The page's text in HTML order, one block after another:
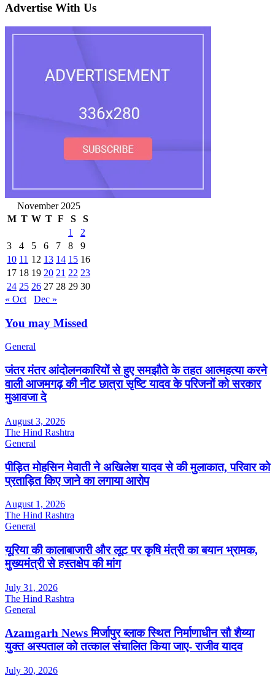
Advertise With Us
November 2025
M T W T F S
S
1
2
3
4 5 6 7 8
9
10 11 12 13 14 15 16
17 18 19 20 21 22 23
24 25 26 27 28 29 30
« Oct
Dec »
You may Missed
General
जंतर मंतर आंदोलनकारियों से हुए समझौते के तहत आत्महत्या करने
वाली आजमगढ़ की नीट छात्रा सृष्टि यादव के परिजनों को सरकार
मुआवजा दे
August 3, 2026
The Hind Rashtra
General
पीड़ित मोहसिन मेवाती ने अखिलेश यादव से की मुलाकात, परिवार को
प्रताड़ित किए जाने का लगाया आरोप
August 1, 2026
The Hind Rashtra
General
यूरिया की कालाबाजारी और लूट पर कृषि मंत्री का बयान भ्रामक,
मुख्यमंत्री से हस्तक्षेप की मांग
July 31, 2026
The Hind Rashtra
General
Azamgarh News मिर्जापुर ब्लाक स्थित निर्माणाधीन सौ शैय्या
युक्त अस्पताल को तत्काल संचालित किया जाए- राजीव यादव
July 30, 2026